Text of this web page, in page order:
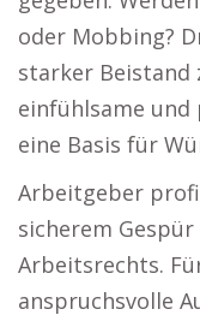
oder Mobbing?
starker Beistand
einfühlsame
eine Basis für
Arbeitgeber
sicherem
Arbeitsrechts.
anspruchsvolle